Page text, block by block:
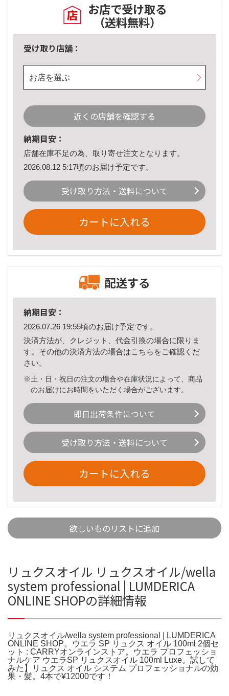
お店で受け取る
（送料無料）
受け取り店舗：
お店を選ぶ
近くの店舗を確認する
納期目安：
店舗在庫不足の為、取り寄せ注文となります。
2026.08.12 5:17頃のお届け予定です。
受け取り方法・送料について
カートに入れる
配送する
納期目安：
2026.07.26 19:55頃のお届け予定です。
決済方法が、クレジット、代金引換の場合に限りま
す。その他の決済方法の場合はこちら をご確認くだ
さい。
※土・日・祝日の注文の場合や在庫状況によって、商品
のお届けにお時間をいただく場合がございます。
即日出荷条件について
受け取り方法・送料について
カートに入れる
欲しいものリストに追加
リュクスオイル リュクスオイル/wella
system professional | LUMDERICA
ONLINE SHOPの詳細情報
リュクスオイル/wella system professional | LUMDERICA
ONLINE SHOP。ウエラ SP リュクス オイル 100ml 2個セ
ット : CARRYオンラインストア。ウエラ プロフェッショ
ナルケア ウエラSP リュクスオイル 100ml Luxe。試して
みた】リュクス オイル システム プロフェッショナルの効
果・髪。4本で¥12000です！